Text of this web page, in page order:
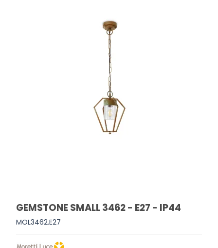
GEMSTONE SMALL 3462 - E27 - IP44
MOL3462.E27